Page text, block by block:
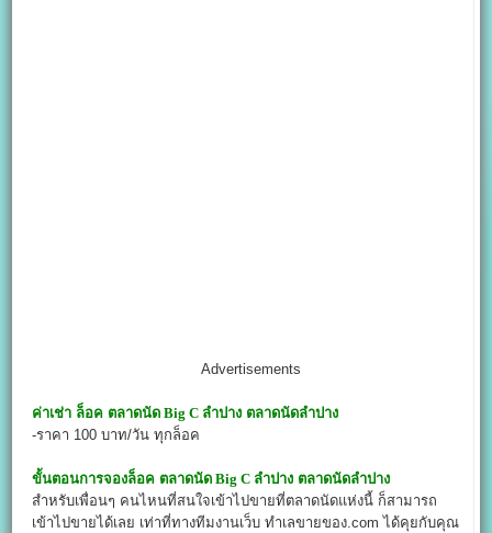
Advertisements
ค่าเช่า ล็อค ตลาดนัด Big C ลำปาง ตลาดนัดลำปาง
-ราคา 100 บาท/วัน ทุกล็อค
ขั้นตอนการจองล็อค ตลาดนัด Big C ลำปาง ตลาดนัดลำปาง
สำหรับเพื่อนๆ คนไหนที่สนใจเข้าไปขายที่ตลาดนัดแห่งนี้ ก็สามารถ
เข้าไปขายได้เลย เท่าที่ทางทีมงานเว็บ ทำเลขายของ.com ได้คุยกับคุณ